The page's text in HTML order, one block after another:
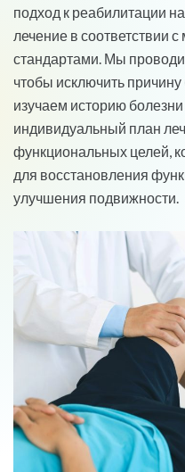
подход к реабилитации
лечение в соответствии
стандартами. Мы
чтобы исключить
изучаем историю
индивидуальный план
функциональных целей,
для восстановления
улучшения подвижности.